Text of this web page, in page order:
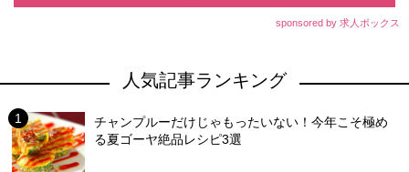
sponsored by 求人ボックス
人気記事ランキング
チャンプルーだけじゃもったいない！今年こそ極め
る夏ゴーヤ絶品レシピ3選